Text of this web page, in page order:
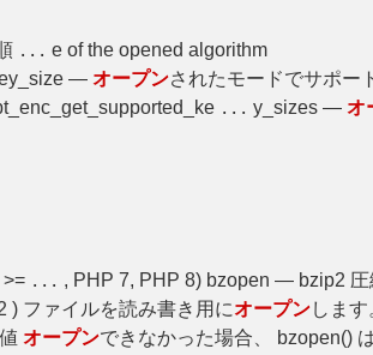
... e of the opened algorithm
— オープンされたモードでサポー
... y_sizes — オ
... , PHP 7, PHP 8) bzopen — bzip2 圧
) ファイルを読み書き用にオープンしま
オープンできなかった場合、 bzopen()